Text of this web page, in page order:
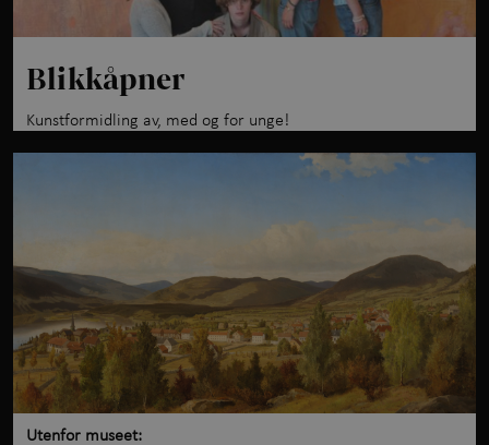
Blikkåpner
Kunstformidling av, med og for unge!
Utenfor museet: